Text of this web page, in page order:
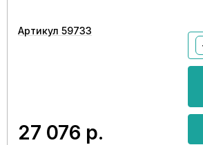
Артикул 59733
27 076 р.